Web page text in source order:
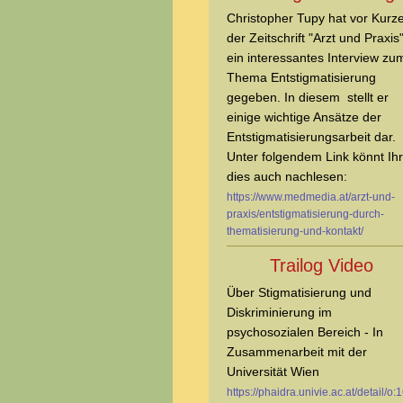
Christopher Tupy hat vor
der Zeitschrift "Arzt und Praxis"
ein interessantes Interview
Thema Entstigmatisierung
gegeben. In diesem stellt er
einige wichtige Ansätze der
Entstigmatisierungsarbeit dar.
Unter folgendem Link könnt Ihr
dies auch nachlesen:
https://www.medmedia.at/arzt-und-
praxis/entstigmatisierung-durch-
thematisierung-und-kontakt/
Trailog Video
Über Stigmatisierung und
Diskriminierung im
psychosozialen Bereich - In
Zusammenarbeit mit der
Universität Wien
https://phaidra.univie.ac.at/detail/